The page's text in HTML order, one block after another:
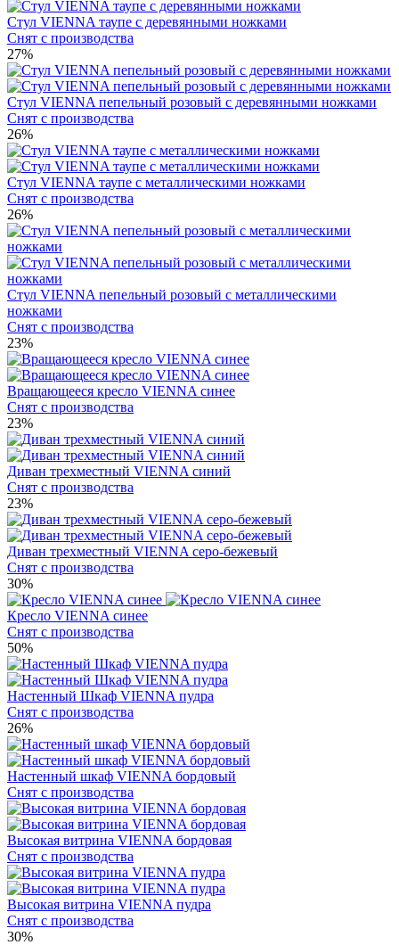
Стул VIENNA таупе с деревянными ножками
Снят с производства
27%
Стул VIENNA пепельный розовый с деревянными ножками
Снят с производства
26%
Стул VIENNA таупе с металлическими ножками
Снят с производства
26%
Стул VIENNA пепельный розовый с металлическими
ножками
Снят с производства
23%
Вращающееся кресло VIENNA синее
Снят с производства
23%
Диван трехместный VIENNA синий
Снят с производства
23%
Диван трехместный VIENNA серо-бежевый
Снят с производства
30%
Кресло VIENNA синее
Снят с производства
50%
Настенный Шкаф VIENNA пудра
Снят с производства
26%
Настенный шкаф VIENNA бордовый
Снят с производства
Высокая витрина VIENNA бордовая
Снят с производства
Высокая витрина VIENNA пудра
Снят с производства
30%